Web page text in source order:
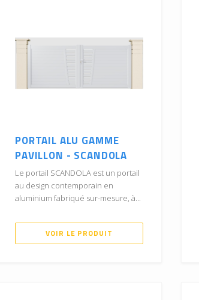
PORTAIL ALU GAMME
PAVILLON - SCANDOLA
Le portail SCANDOLA est un portail
au design contemporain en
aluminium fabriqué sur-mesure, à...
VOIR LE PRODUIT